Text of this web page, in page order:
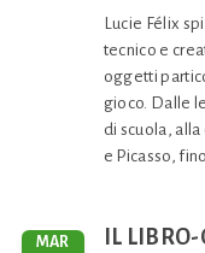
Lucie Félix
tecnico e
oggetti
gioco. Dalle
di scuola,
e Picasso,
MAR
IL